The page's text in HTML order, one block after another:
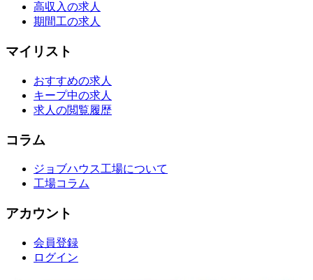
高収入の求人
期間工の求人
マイリスト
おすすめの求人
キープ中の求人
求人の閲覧履歴
コラム
ジョブハウス工場について
工場コラム
アカウント
会員登録
ログイン